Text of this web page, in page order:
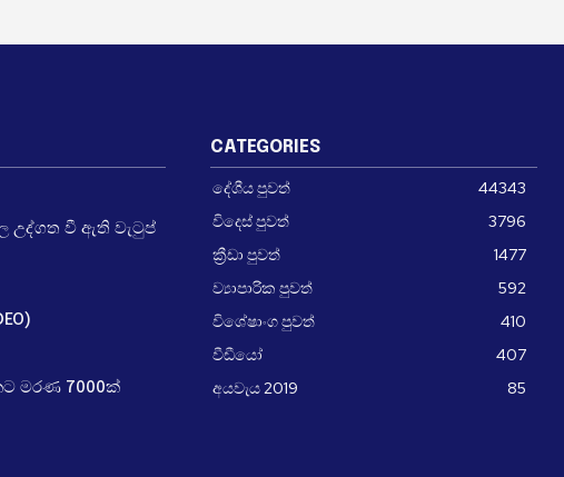
උද්ගත වී ඇති වැටුප්
මරණ 7000ක්
CATEGORIES
දේශීය පුවත්
44343
විදෙස් පුවත්
3796
ක්‍රීඩා පුවත්
1477
ව්‍යාපාරික පුවත්
592
විශේෂාංග පුවත්
410
වීඩීයෝ
407
අයවැය 2019
85